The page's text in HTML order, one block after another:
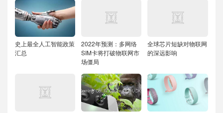
史上最全人工智能政策
汇总
2022年预测：多网络
SIM卡将打破物联网市
场僵局
全球芯片短缺对物联网
的深远影响